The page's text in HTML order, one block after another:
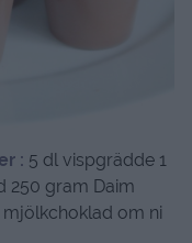
: 5 dl vispgrädde 1
250 gram Daim
om ni